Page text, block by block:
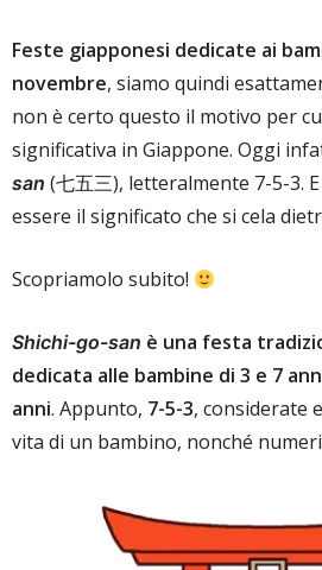
Feste giapponesi dedicate ai
novembre, siamo quindi
non è certo questo il motivo per
significativa in Giappone. Oggi
san (七五三), letteralmente 7-5-3.
essere il significato che si cela
Scopriamolo subito!
Shichi-go-san è una festa
dedicata alle bambine di 3 e 7
anni. Appunto, 7-5-3, considerate
vita di un bambino, nonché